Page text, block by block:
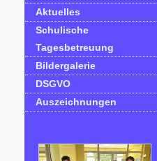
Aktuelles
Schulische
Tagesbetreuung
Bildergalerie
DSGVO
Auszeichnungen